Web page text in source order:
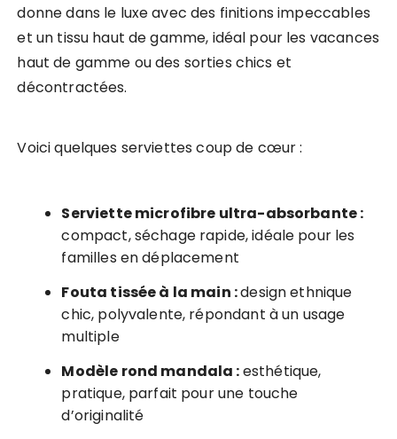
donne dans le luxe avec des finitions impeccables
et un tissu haut de gamme, idéal pour les vacances
haut de gamme ou des sorties chics et
décontractées.
Voici quelques serviettes coup de cœur :
Serviette microfibre ultra-absorbante :
compact, séchage rapide, idéale pour les
familles en déplacement
Fouta tissée à la main :design ethnique
chic, polyvalente, répondant à un usage
multiple
Modèle rond mandala :esthétique,
pratique, parfait pour une touche
d’originalité